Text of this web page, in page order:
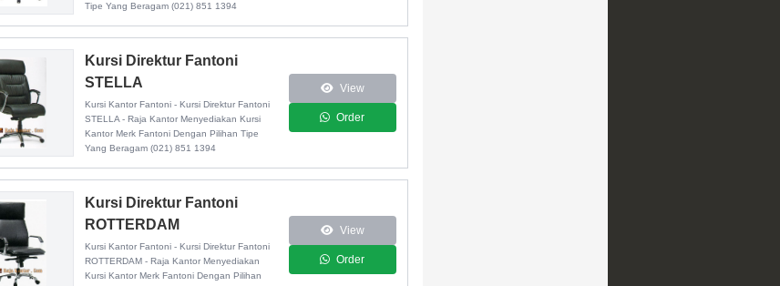
Tipe Yang Beragam (021) 851 1394
Kursi Direktur Fantoni
STELLA
Kursi Kantor Fantoni - Kursi Direktur Fantoni
STELLA - Raja Kantor Menyediakan Kursi
Kantor Merk Fantoni Dengan Pilihan Tipe
Yang Beragam (021) 851 1394
View
Order
Kursi Direktur Fantoni
ROTTERDAM
Kursi Kantor Fantoni - Kursi Direktur Fantoni
ROTTERDAM - Raja Kantor Menyediakan
Kursi Kantor Merk Fantoni Dengan Pilihan
View
Order